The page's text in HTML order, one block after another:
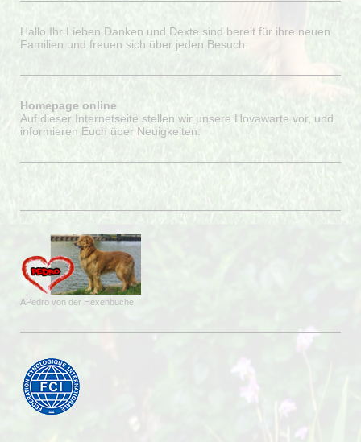
Hallo Ihr Lieben.Danken und Dexte sind bereit für ihre neuen
Familien und freuen sich über jeden Besuch.
Homepage online
Auf dieser Internetseite stellen wir unsere Hovawarte vor, und
informieren Euch über Neuigkeiten.
APedro von der Hexenbuche